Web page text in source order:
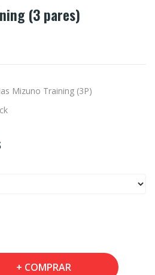
(3 pares)
Mizuno Training (3P)
COMPRAR